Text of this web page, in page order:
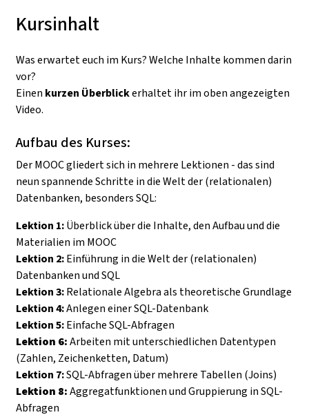
Kursinhalt
Was erwartet euch im Kurs? Welche Inhalte kommen darin
vor?
Einen kurzen Überblickerhaltet ihr im oben angezeigten
Video.
Aufbau des Kurses:
Der MOOC gliedert sich in mehrere Lektionen - das sind
neun spannende Schritte in die Welt der (relationalen)
Datenbanken, besonders SQL:
Lektion 1:Überblick über die Inhalte, den Aufbau und die
Materialien im MOOC
Lektion 2:Einführung in die Welt der (relationalen)
Datenbanken und SQL
Lektion 3:Relationale Algebra als theoretische Grundlage
Lektion 4:Anlegen einer SQL-Datenbank
Lektion 5:Einfache SQL-Abfragen
Lektion 6:Arbeiten mit unterschiedlichen Datentypen
(Zahlen, Zeichenketten, Datum)
Lektion 7:SQL-Abfragen über mehrere Tabellen (Joins)
Lektion 8:Aggregatfunktionen und Gruppierung in SQL-
Abfragen